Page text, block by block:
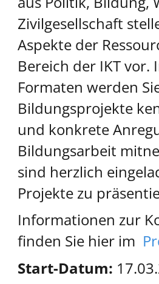
Zivilgesellschaft
Aspekte der
Bereich der IKT vor.
Formaten werden
Bildungsprojekte
und konkrete
Bildungsarbeit
sind herzlich
Projekte zu
Informationen zur
finden Sie hier im
Start-Datum: